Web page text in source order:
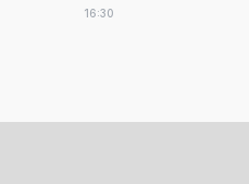
16:30